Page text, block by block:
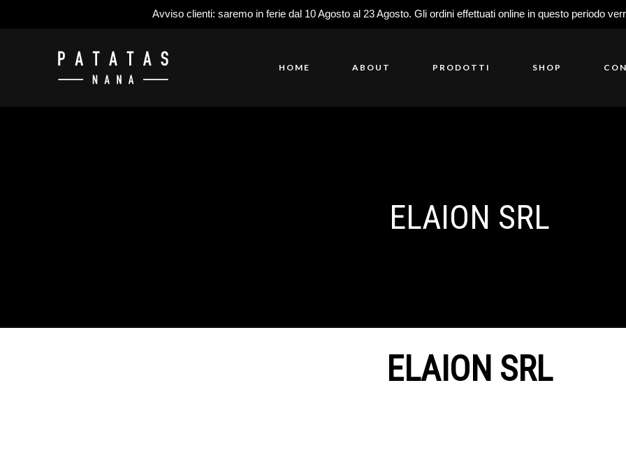
Avviso clienti: saremo in ferie dal 10 Agosto al 23 Agosto. Gli ordini effettuati online in questo periodo
HOME ABOUT PRODOTTI SHOP
ELAION SRL
ELAION SRL